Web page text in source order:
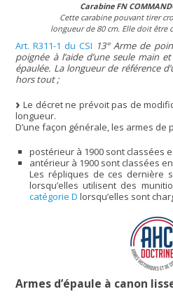
Carabine FN
Cette carabine pouvant tirer
longueur de 80 cm. Elle doit être
Art. R311-1 du CSI 13° Arme de
poignée à l’aide d’une seule main
épaulée. La longueur de référence
hors tout ;
Le décret ne prévoit pas de
longueur.
D’une façon générale, les armes de
postérieur à 1900 sont classées
antérieur à 1900 sont classées en
Les répliques de ces dernière
lorsqu’elles utilisent des
catégorie D lorsqu’elles sont
Armes d’épaule à canon